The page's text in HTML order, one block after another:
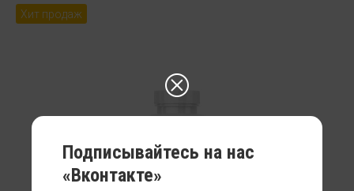
Хит продаж
Подписывайтесь на нас
«Вконтакте»